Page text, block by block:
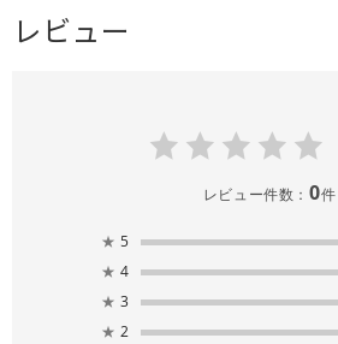
レビュー
レビュー件数： 0件
★ 5
★ 4
★ 3
★ 2